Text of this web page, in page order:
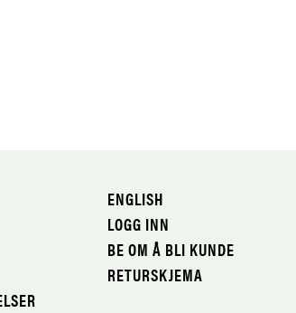
ENGLISH
LOGG INN
BE OM Å BLI KUNDE
RETURSKJEMA